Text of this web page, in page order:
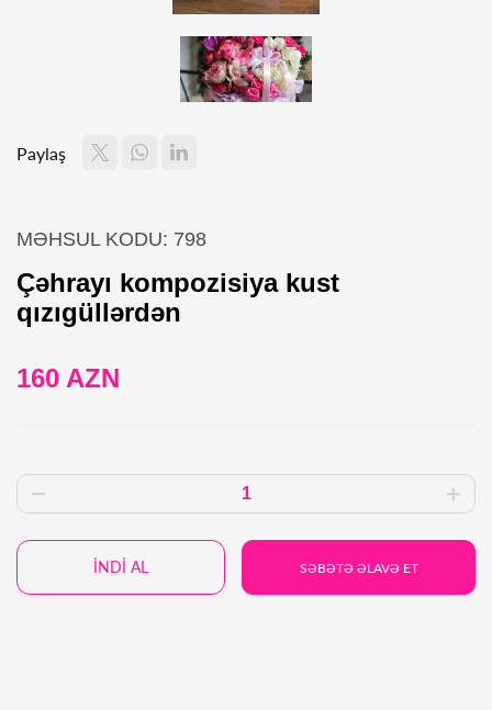
Paylaş
MƏHSUL KODU: 798
Çəhrayı kompozisiya kust
qızıgüllərdən
160 AZN
İNDİ AL SƏBƏTƏ ƏLAVƏ ET